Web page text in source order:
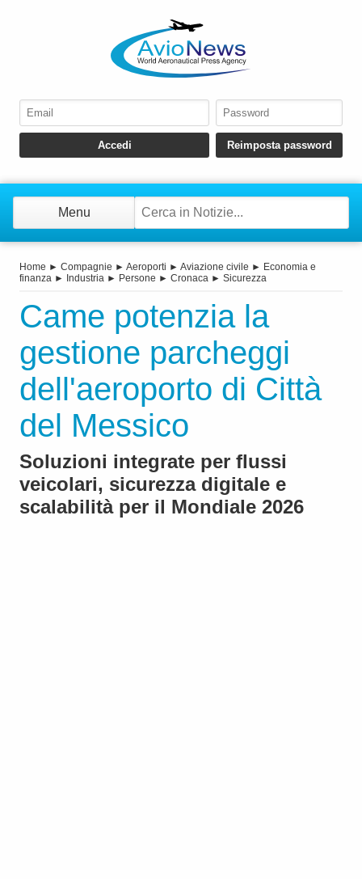
Menu
Home ► Compagnie ► Aeroporti ► Aviazione civile ► Economia e
finanza ► Industria ► Persone ► Cronaca ► Sicurezza
Came potenzia la
gestione parcheggi
dell'aeroporto di Città
del Messico
Soluzioni integrate per flussi
veicolari, sicurezza digitale e
scalabilità per il Mondiale 2026